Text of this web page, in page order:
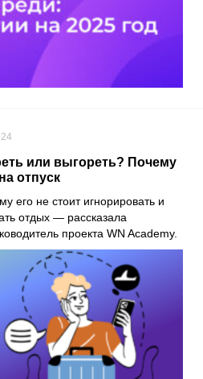
или выгореть? Почему
отпуск
его не стоит игнорировать и
отдых — рассказала
проекта WN Academy.